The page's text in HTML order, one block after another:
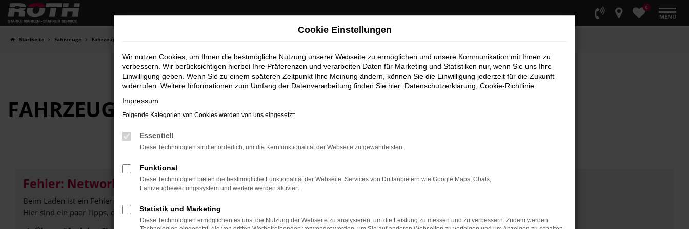
Zum
Hauptinhalt
0
MENÜ
Startseite Fahrzeuge Fahrzeugbestand
FAHRZEUG-SHOWROOM
Fehler: Network Error
Beim Laden ist ein Fehler aufgetreten.
Hier sind ein paar Tipps, die dir helfen können:
Cookie Einstellungen
Wir nutzen Cookies, um Ihnen die bestmögliche Nutzung unserer Webseite zu ermöglichen und unsere Kommunikation mit Ihnen zu
verbessern. Wir berücksichtigen hierbei Ihre Präferenzen und verarbeiten Daten für Marketing und Statistiken nur, wenn Sie uns Ihre
Einwilligung geben. Wenn Sie zu einem späteren Zeitpunkt Ihre Meinung ändern, können Sie die Einwilligung jederzeit für die Zukunft
widerrufen. Weitere Informationen zum Umfang der Datenverarbeitung finden Sie hier: Datenschutzerklärung Cookie-Richtlinie
Impressum
Folgende Kategorien von Cookies werden von uns eingesetzt:
Essentiell
Diese Technologien sind erforderlich, um die Kernfunktionalität der Webseite zu gewährleisten.
Funktional
Diese Technologien bieten die bestmögliche Funktionalität der Webseite. Services von Drittanbietern wie Google Maps, Chats,
Fahrzeugbewertungssystem und weitere werden aktiviert.
Statistik und Marketing
Diese Technologien ermöglichen es uns, die Nutzung der Webseite zu analysieren, um die Leistung zu messen und zu verbessern. Zudem werden